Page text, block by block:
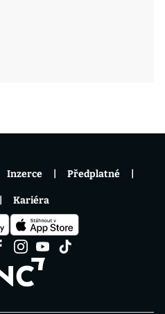
Inzerce Předplatné
Kariéra